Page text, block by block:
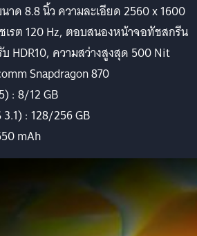
าด 8.8 นิ้ว ความละเอียด 2560 x 1600
เรต 120 Hz, ตอบสนองหน้าจอทัชสกรีน
HDR10, ความสว่างสูงสุด 500 Nit
Snapdragon 870
: 8/12 GB
: 128/256 GB
mAh